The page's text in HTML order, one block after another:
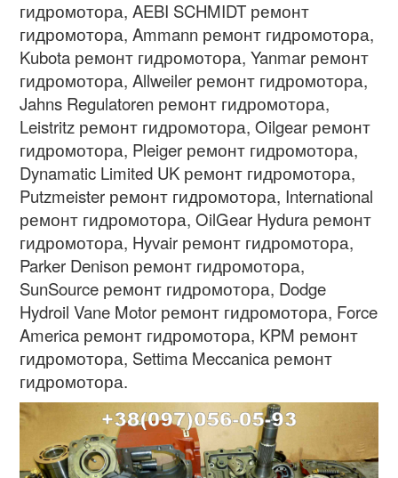
гидромотора, AEBI SCHMIDT ремонт
гидромотора, Ammann ремонт гидромотора,
Kubota ремонт гидромотора, Yanmar ремонт
гидромотора, Allweiler ремонт гидромотора,
Jahns Regulatoren ремонт гидромотора,
Leistritz ремонт гидромотора, Oilgear ремонт
гидромотора, Pleiger ремонт гидромотора,
Dynamatic Limited UK ремонт гидромотора,
Putzmeister ремонт гидромотора, International
ремонт гидромотора, OilGear Hydura ремонт
гидромотора, Hyvair ремонт гидромотора,
Parker Denison ремонт гидромотора,
SunSource ремонт гидромотора, Dodge
Hydroil Vane Motor ремонт гидромотора, Force
America ремонт гидромотора, KPM ремонт
гидромотора, Settima Meccanica ремонт
гидромотора.